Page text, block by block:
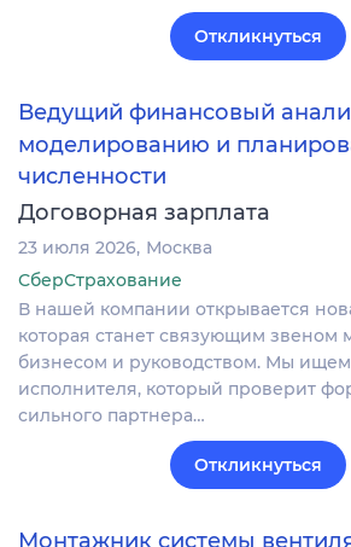
Откликнуться
Ведущий финансовый
моделированию и
численности
Договорная зарплата
23 июля 2026 Москва
СберСтрахование
В нашей компании открывается
которая станет связующим звеном
бизнесом и руководством. Мы
исполнителя, который проверит
сильного партнера…
Откликнуться
Монтажник системы